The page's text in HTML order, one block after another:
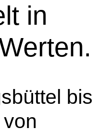
in
bis